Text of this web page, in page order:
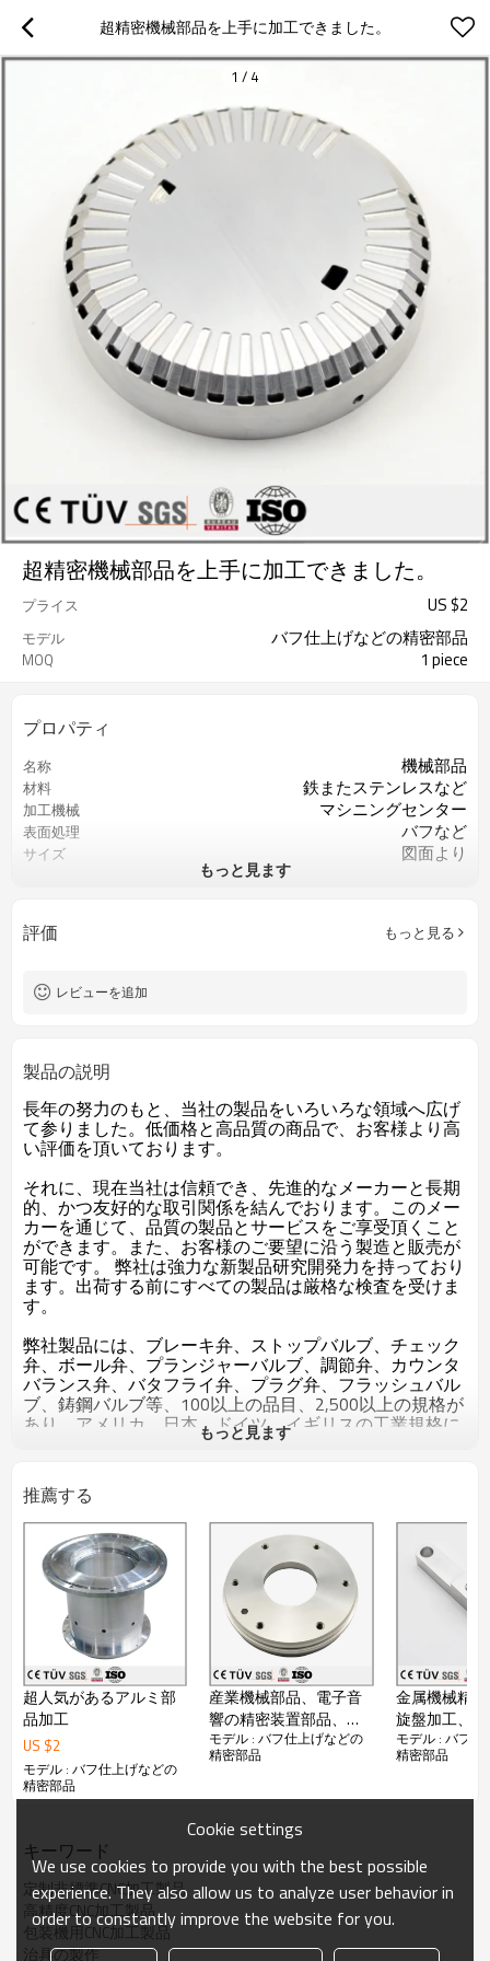
超精密機械部品を上手に加工できました。
1 / 4
超精密機械部品を上手に加工できました。
プライス US $2
モデル バフ仕上げなどの精密部品
MOQ 1 piece
プロパティ
名称 機械部品
材料 鉄またステンレスなど
加工機械 マシニングセンター
表面処理 バフなど
サイズ 図面より
色
QCコントロール 重要な寸法の100％検査
もっと見ます
評価 もっと見る
レビューを追加
製品の説明
長年の努力のもと、当社の製品をいろいろな領域へ広げ
て参りました。低価格と高品質の商品で、お客様より高
い評価を頂いております。
それに、現在当社は信頼でき、先進的なメーカーと長期
的、かつ友好的な取引関係を結んでおります。このメー
カーを通じて、品質の製品とサービスをご享受頂くこと
ができます。また、お客様のご要望に沿う製造と販売が
可能です。 弊社は強力な新製品研究開発力を持っており
ます。出荷する前にすべての製品は厳格な検査を受けま
す。
弊社製品には、ブレーキ弁、ストップバルブ、チェック
弁、ボール弁、プランジャーバルブ、調節弁、カウンタ
バランス弁、バタフライ弁、プラグ弁、フラッシュバル
ブ、鋳鋼バルブ等、100以上の品目、2,500以上の規格が
あり、アメリカ、日本、ドイツ、イギリスの工業規格に
対応した製品も数多く製造しております。
主な製品：板金部品、鋳造部品、鍛造部品、アルミ部
品，銅鋳造部品、アルミ鍛造部品、銅鋳造部品及びその
加工熱処理等。品質方針：良品を作り，承諾を遵守す
る。改善を続け、顧客を満足させる。
加工品図面によって様々な精密部品加工が対応してりま
その他:
1、日本語と英語でも交流出来ます。
2、納期： 弊社の工場は24時間稼動しておりますので、
短納期にも対応できます。
3、運送：船便、航空便、宅急便などに豊富な経験があ
ります。
4、OEM: 可
5．弊社は輸出ライセンスを持っております。
●詳しくはカタログをダウンロードもしくはお問い合わ
せ下さい。
もっと見ます
推薦する
超人気があるアルミ部
品加工
US $2
モデル : バフ仕上げなどの
精密部品
産業機械部品、電子音
響の精密装置部品、各
種設備部品など アルミ
製品
モデル : バフ仕上げなどの
精密部品
金属機械精
旋盤加工、
バフ処理な
部品
モデル : バフ仕
精密部品
キーワード
定制非標準CNC加工製品
高精度CNC加工製品
包装機用CNC加工製品
治具の製作
Cookie settings
We use cookies to provide you with the best possible
experience. They also allow us to analyze user behavior in
order to constantly improve the website for you.